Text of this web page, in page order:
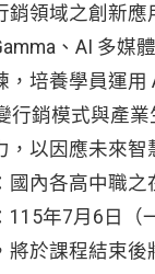
銷領域之創新
、AI 多媒
，培養學員運
行銷模式與產
，以因應未來智
國內各高中職之
115年7月6日（
將於課程結束後